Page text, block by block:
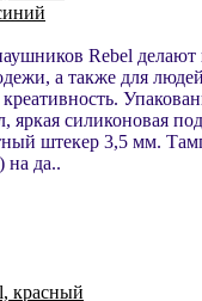
Rebel
а также для
яркая силиконовая
штекер 3,5 мм.
на да..